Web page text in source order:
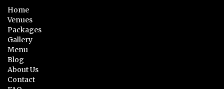
Home
Venues
Packages
Gallery
Menu
Blog
About Us
Contact